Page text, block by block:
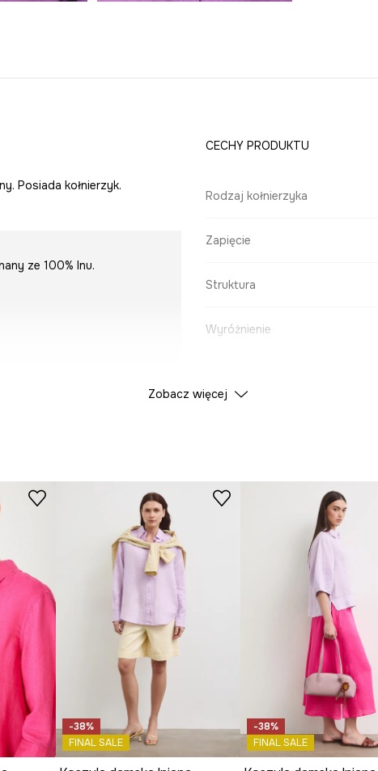
Posiada kołnierzyk.
ze 100% lnu.
CECHY PRODUKTU
Rodzaj kołnierzyka
Zapięcie
Struktura
Wyróżnienie
DANE PRODUKTU
ID Produktu
Zobacz więcej
-38%
FINAL SALE
-38%
FINAL SALE